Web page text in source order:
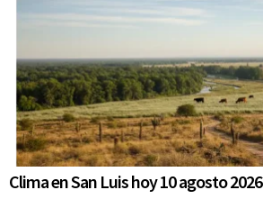
Clima en San Luis hoy 10 agosto 2026